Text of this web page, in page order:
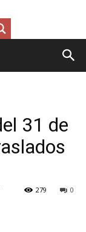
31 de
0
279